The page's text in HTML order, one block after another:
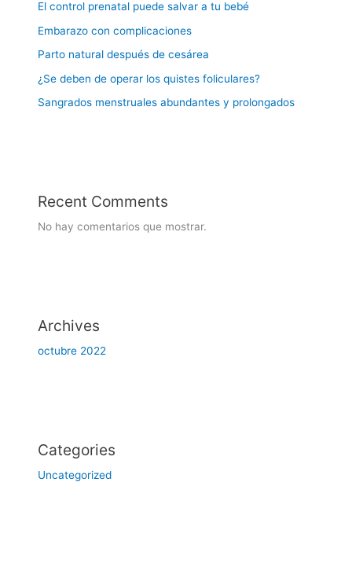
El control prenatal puede salvar a tu bebé
Embarazo con complicaciones
Parto natural después de cesárea
¿Se deben de operar los quistes foliculares?
Sangrados menstruales abundantes y prolongados
Recent Comments
No hay comentarios que mostrar.
Archives
octubre 2022
Categories
Uncategorized